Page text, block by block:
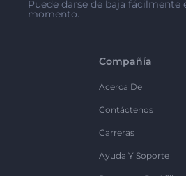
Puede darse de baja fácilmente
momento.
Compañía
Acerca De
Contáctenos
Carreras
Ayuda Y Soporte